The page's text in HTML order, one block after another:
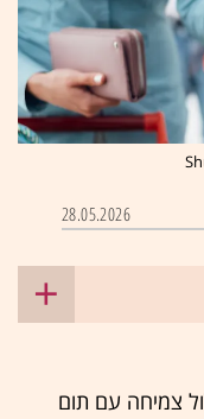
28.05.2026
צמיחה עם תום